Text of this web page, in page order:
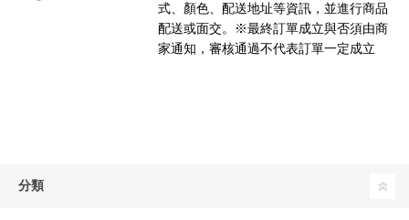
式、顏色、配送地址等資訊，並進行商品
配送或面交。※最終訂單成立與否須由商
家通知，審核通過不代表訂單一定成立
分類